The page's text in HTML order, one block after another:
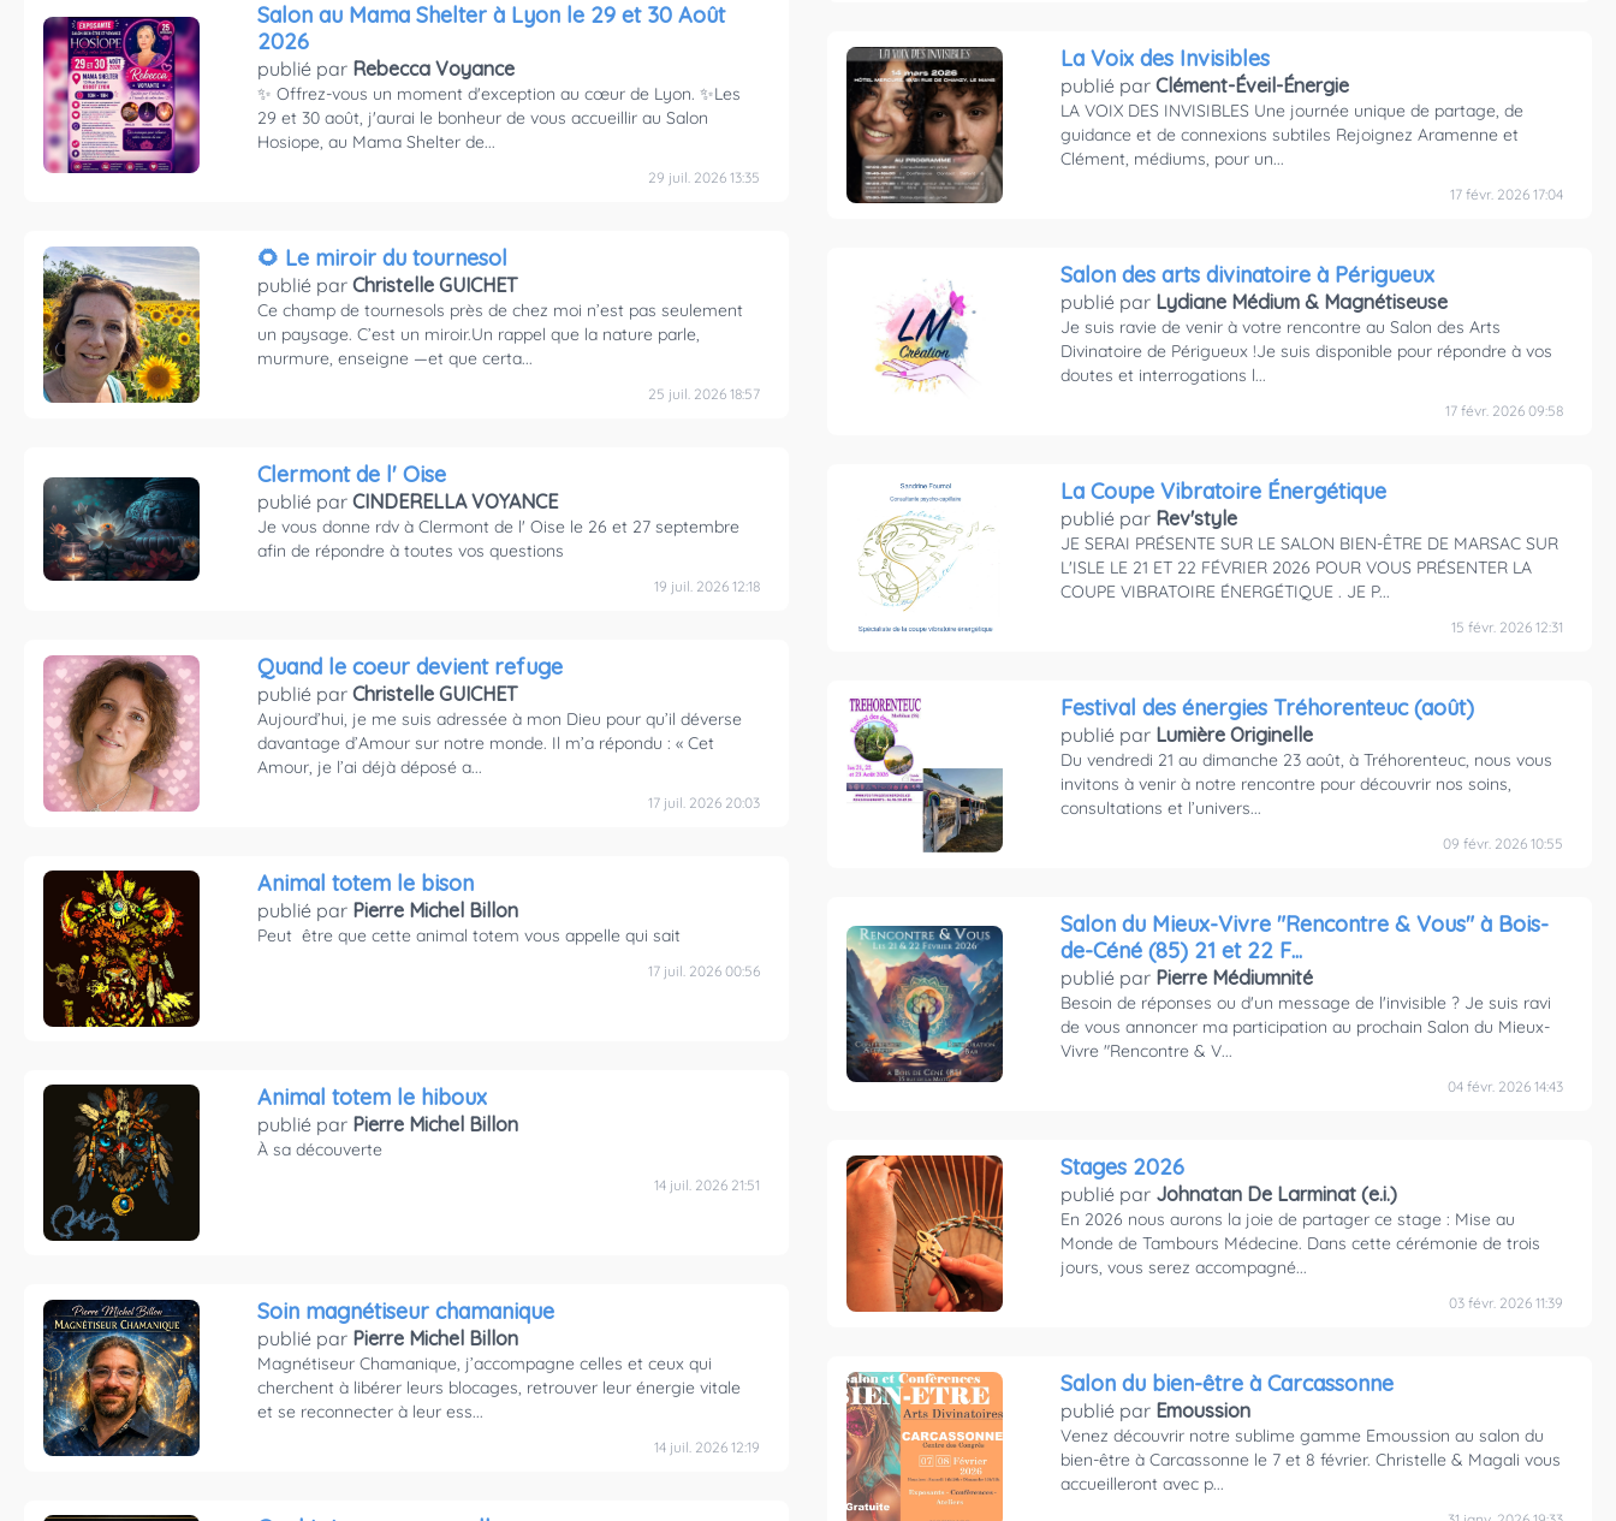
Salon au Mama Shelter à Lyon le 29 et 30 Août
2026
publié par Rebecca Voyance
✨ Offrez-vous un moment d'exception au cœur de Lyon. ✨Les
29 et 30 août, j'aurai le bonheur de vous accueillir au Salon
Hosiope, au Mama Shelter de...
29 juil. 2026 13:35
🌻 Le miroir du tournesol
publié par Christelle GUICHET
Ce champ de tournesols près de chez moi n’est pas seulement
un paysage. C’est un miroir.Un rappel que la nature parle,
murmure, enseigne —et que certa...
25 juil. 2026 18:57
Clermont de l' Oise
publié par CINDERELLA VOYANCE
Je vous donne rdv à Clermont de l' Oise le 26 et 27 septembre
afin de répondre à toutes vos questions
19 juil. 2026 12:18
Quand le coeur devient refuge
publié par Christelle GUICHET
​Aujourd’hui, je me suis adressée à mon Dieu pour qu’il déverse
davantage d’Amour sur notre monde. Il m’a répondu : « Cet
Amour, je l’ai déjà déposé a...
17 juil. 2026 20:03
Animal totem le bison
publié par Pierre Michel Billon
Peut être que cette animal totem vous appelle qui sait
17 juil. 2026 00:56
Animal totem le hiboux
publié par Pierre Michel Billon
À sa découverte
14 juil. 2026 21:51
Soin magnétiseur chamanique
publié par Pierre Michel Billon
Magnétiseur Chamanique, j’accompagne celles et ceux qui
cherchent à libérer leurs blocages, retrouver leur énergie vitale
et se reconnecter à leur ess...
14 juil. 2026 12:19
La Voix des Invisibles
publié par Clément-Éveil-Énergie
LA VOIX DES INVISIBLES Une journée unique de partage, de
guidance et de connexions subtiles Rejoignez Aramenne et
Clément, médiums, pour un...
17 févr. 2026 17:04
Salon des arts divinatoire à Périgueux
publié par Lydiane Médium & Magnétiseuse
Je suis ravie de venir à votre rencontre au Salon des Arts
Divinatoire de Périgueux !Je suis disponible pour répondre à vos
doutes et interrogations l...
17 févr. 2026 09:58
La Coupe Vibratoire Énergétique
publié par Rev'style
JE SERAI PRÉSENTE SUR LE SALON BIEN-ÊTRE DE MARSAC SUR
L'ISLE LE 21 ET 22 FÉVRIER 2026 POUR VOUS PRÉSENTER LA
COUPE VIBRATOIRE ÉNERGÉTIQUE . JE P...
15 févr. 2026 12:31
Festival des énergies Tréhorenteuc (août)
publié par Lumière Originelle
Du vendredi 21 au dimanche 23 août, à Tréhorenteuc, nous vous
invitons à venir à notre rencontre pour découvrir nos soins,
consultations et l’univers...
09 févr. 2026 10:55
Salon du Mieux-Vivre "Rencontre & Vous" à Bois-
de-Céné (85) 21 et 22 F...
publié par Pierre Médiumnité
Besoin de réponses ou d'un message de l'invisible ? Je suis ravi
de vous annoncer ma participation au prochain Salon du Mieux-
Vivre "Rencontre & V...
04 févr. 2026 14:43
Stages 2026
publié par Johnatan De Larminat (e.i.)
En 2026 nous aurons la joie de partager ce stage : Mise au
Monde de Tambours Médecine. Dans cette cérémonie de trois
jours, vous serez accompagné...
03 févr. 2026 11:39
Salon du bien-être à Carcassonne
publié par Emoussion
Venez découvrir notre sublime gamme Emoussion au salon du
bien-être à Carcassonne le 7 et 8 février. Christelle & Magali vous
accueilleront avec p...